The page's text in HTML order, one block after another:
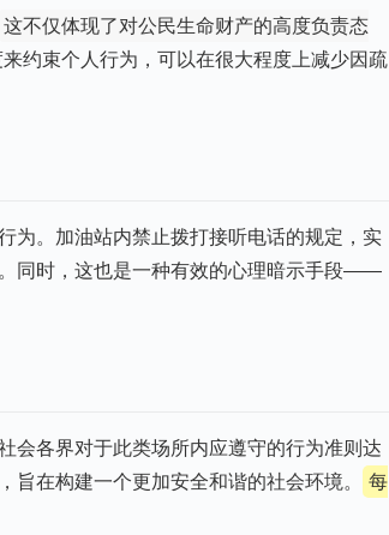
这不仅体现了对公民生命财产的高度负责态
约束个人行为，可以在很大程度上减少因疏
为。加油站内禁止拨打接听电话的规定，实
同时，这也是一种有效的心理暗示手段——
会各界对于此类场所内应遵守的行为准则达
在构建一个更加安全和谐的社会环境。
每